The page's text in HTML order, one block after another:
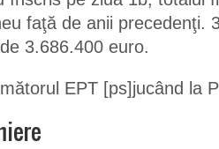
faţă de anii precedenţi.
3.686.400 euro.
EPT [ps]jucând la